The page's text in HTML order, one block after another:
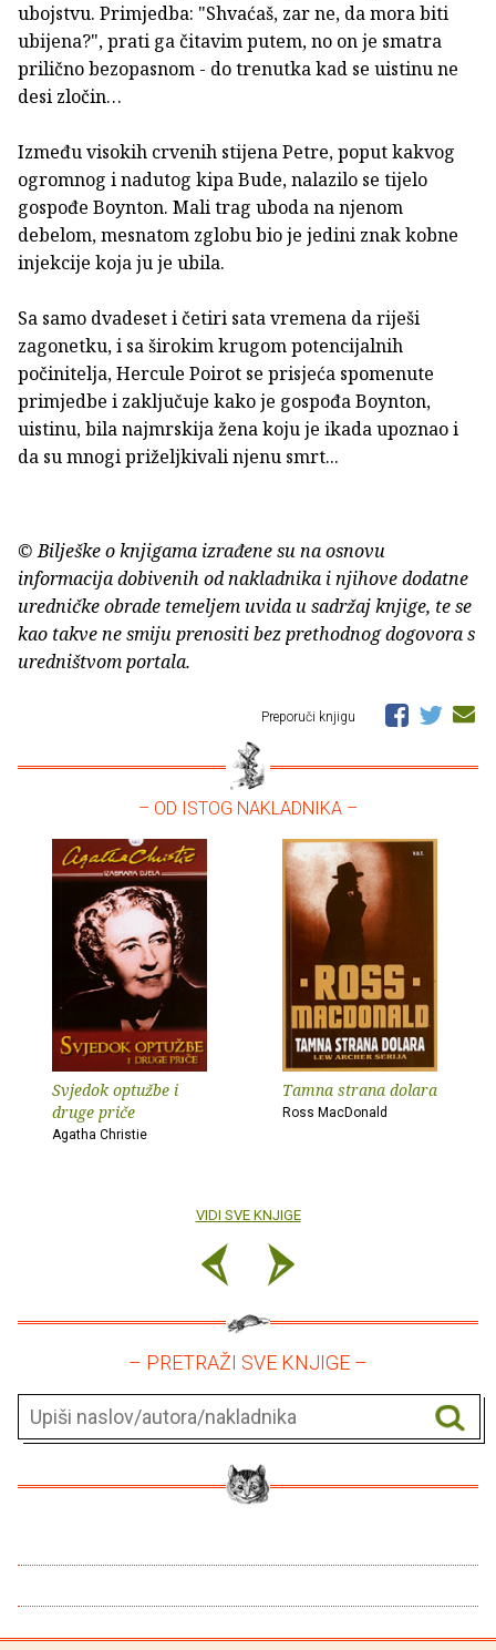
ubojstvu. Primjedba: "Shvaćaš, zar ne, da mora biti
ubijena?", prati ga čitavim putem, no on je smatra
prilično bezopasnom - do trenutka kad se uistinu ne
desi zločin…
Između visokih crvenih stijena Petre, poput kakvog
ogromnog i nadutog kipa Bude, nalazilo se tijelo
gospođe Boynton. Mali trag uboda na njenom
debelom, mesnatom zglobu bio je jedini znak kobne
injekcije koja ju je ubila.
Sa samo dvadeset i četiri sata vremena da riješi
zagonetku, i sa širokim krugom potencijalnih
počinitelja, Hercule Poirot se prisjeća spomenute
primjedbe i zaključuje kako je gospođa Boynton,
uistinu, bila najmrskija žena koju je ikada upoznao i
da su mnogi priželjkivali njenu smrt...
© Bilješke o knjigama izrađene su na osnovu
informacija dobivenih od nakladnika i njihove dodatne
uredničke obrade temeljem uvida u sadržaj knjige, te se
kao takve ne smiju prenositi bez prethodnog dogovora s
uredništvom portala.
Preporuči knjigu
– OD ISTOG NAKLADNIKA –
Svjedok optužbe i
druge priče
Agatha Christie
Tamna strana dolara
Ross MacDonald
VIDI SVE KNJIGE
– PRETRAŽI SVE KNJIGE –